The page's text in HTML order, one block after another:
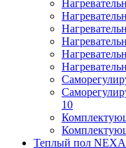
10
Теплый пол